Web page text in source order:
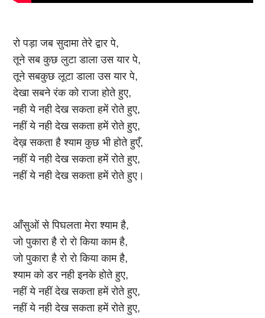
रो पड़ा जब सुदामा तेरे द्वार पे,
तूने सब कुछ लुटा डाला उस यार पे,
तूने सबकुछ लूटा डाला उस यार पे,
देखा सबने रंक को राजा होते हुए,
नही ये नही देख सकता हमें रोते हुए,
नहीं ये नही देख सकता हमें रोते हुए,
देख़ सकता है श्याम कुछ भी होते हुएँ,
नहीं ये नही देख सकता हमें रोते हुए,
नहीं ये नही देख सकता हमें रोते हुए।
आँसुओं से पिघलता मेरा श्याम है,
जो पुकारा है रो रो किया काम है,
जो पुकारा है रो रो किया काम है,
श्याम को डर नही इनके होते हुए,
नहीं ये नहीं देख सकता हमें रोते हुए,
नहीं ये नही देख सकता हमें रोते हुए,